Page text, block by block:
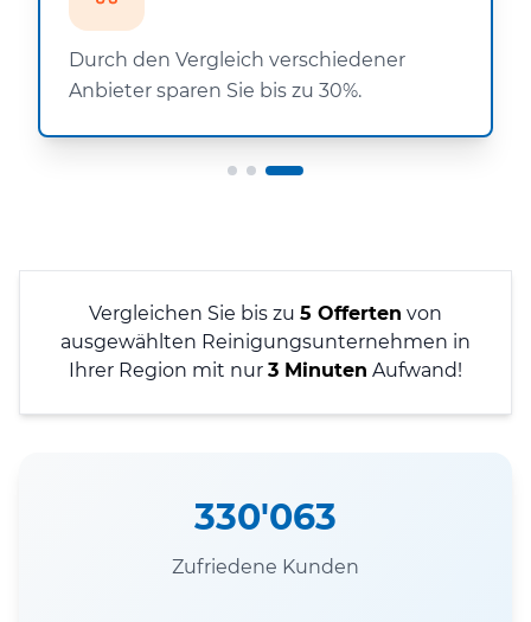
Durch den Vergleich verschiedener
Anbieter sparen Sie bis zu 30%.
Vergleichen Sie bis zu 5 Offerten von
ausgewählten Reinigungsunternehmen in
Ihrer Region mit nur 3 Minuten Aufwand!
330'063
Zufriedene Kunden